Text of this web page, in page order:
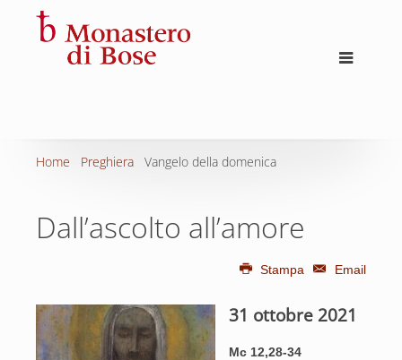
Home Preghiera Vangelo della domenica
Dall’ascolto all’amore
Stampa Email
31 ottobre 2021
Mc 12,28-34